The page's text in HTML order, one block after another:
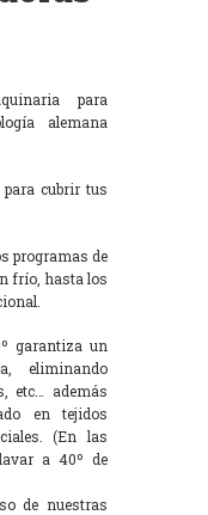
para
alemana
cubrir tus
programas de
frío, hasta los
garantiza un
eliminando
etc… además
en tejidos
(En las
a 40º de
de nuestras